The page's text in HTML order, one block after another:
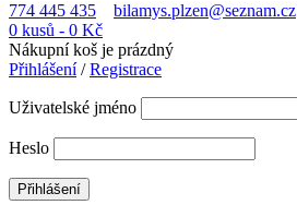
774 445 435
bilamys.plzen@seznam.cz
0 kusů - 0 Kč
Nákupní koš je prázdný
Přihlášení/Registrace
Uživatelské jméno
Heslo